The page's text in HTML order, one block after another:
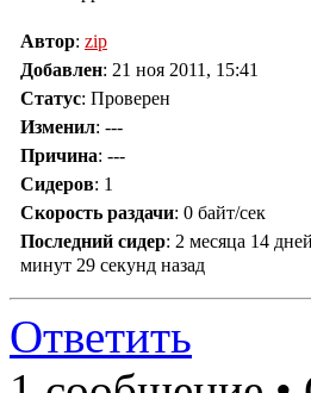
Автор: zip
Добавлен: 21 ноя 2011, 15:41
Статус: Проверен
Изменил: ---
Причина: ---
Сидеров: 1
Скорость раздачи: 0 байт/сек
Последний сидер: 2 месяца 14
минут 29 секунд назад
Ответить